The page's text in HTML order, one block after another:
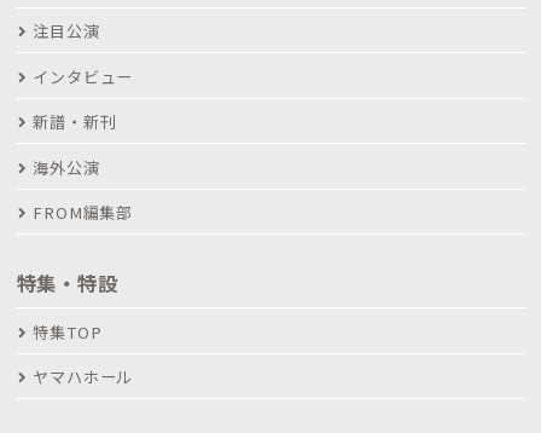
注目公演
インタビュー
新譜・新刊
海外公演
FROM編集部
特集・特設
特集TOP
ヤマハホール